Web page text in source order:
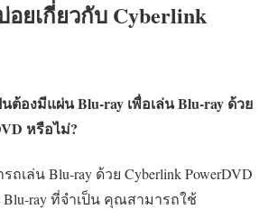
ยเกี่ยวกับ Cyberlink
ต้องมีแผ่น Blu-ray เพื่อเล่น Blu-ray ด้วย
หรือไม่?
ถเล่น Blu-ray ด้วย Cyberlink PowerDVD
ray ที่จำเป็น คุณสามารถใช้